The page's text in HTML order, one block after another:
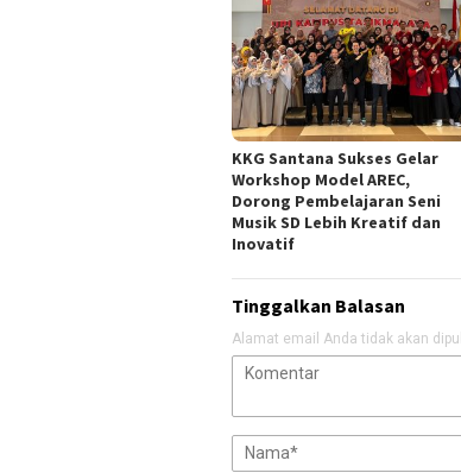
KKG Santana Sukses Gelar
Workshop Model AREC,
Dorong Pembelajaran Seni
Musik SD Lebih Kreatif dan
Inovatif
Tinggalkan Balasan
Alamat email Anda tidak akan